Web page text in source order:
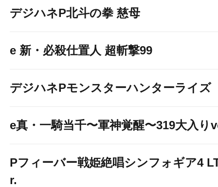
デジハネP北斗の拳 慈母
e 新・必殺仕置人 超斬撃99
デジハネPモンスターハンターライズ
e真・一騎当千〜軍神覚醒〜319大入り
Pフィーバー戦姫絶唱シンフォギア4
r.